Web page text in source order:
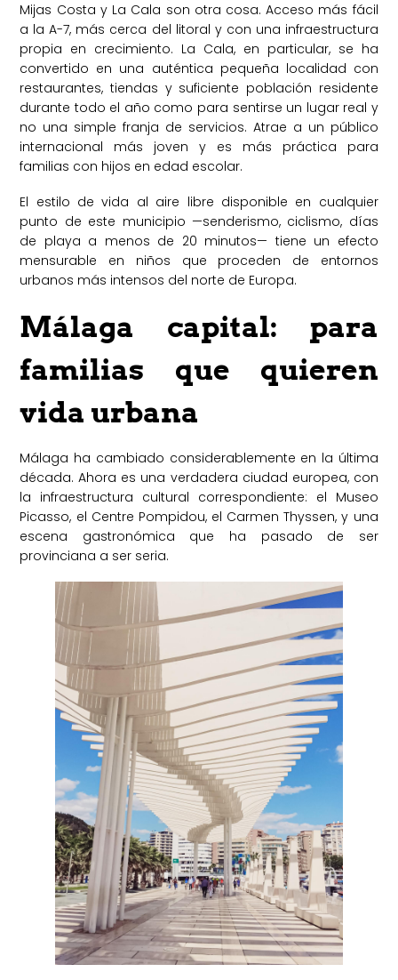
Mijas Costa y La Cala son otra cosa. Acceso más fácil
a la A-7, más cerca del litoral y con una infraestructura
propia en crecimiento. La Cala, en particular, se ha
convertido en una auténtica pequeña localidad con
restaurantes, tiendas y suficiente población residente
durante todo el año como para sentirse un lugar real y
no una simple franja de servicios. Atrae a un público
internacional más joven y es más práctica para
familias con hijos en edad escolar.
El estilo de vida al aire libre disponible en cualquier
punto de este municipio —senderismo, ciclismo, días
de playa a menos de 20 minutos— tiene un efecto
mensurable en niños que proceden de entornos
urbanos más intensos del norte de Europa.
Málaga capital: para
familias que quieren
vida urbana
Málaga ha cambiado considerablemente en la última
década. Ahora es una verdadera ciudad europea, con
la infraestructura cultural correspondiente: el Museo
Picasso, el Centre Pompidou, el Carmen Thyssen, y una
escena gastronómica que ha pasado de ser
provinciana a ser seria.